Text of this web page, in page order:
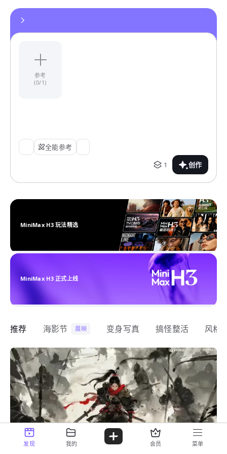
参考
(0/1)
全能参考
1
创作
MiniMax H3 玩法精选
MiniMax H3 正式上线
推荐 海影节 展映 变身写真 搞怪整活 风格
发现 我的 会员 菜单